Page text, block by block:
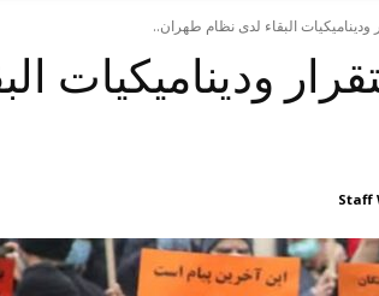
وديناميكيات البقاء لدى نظام طهران..
وديناميكيات
Staff